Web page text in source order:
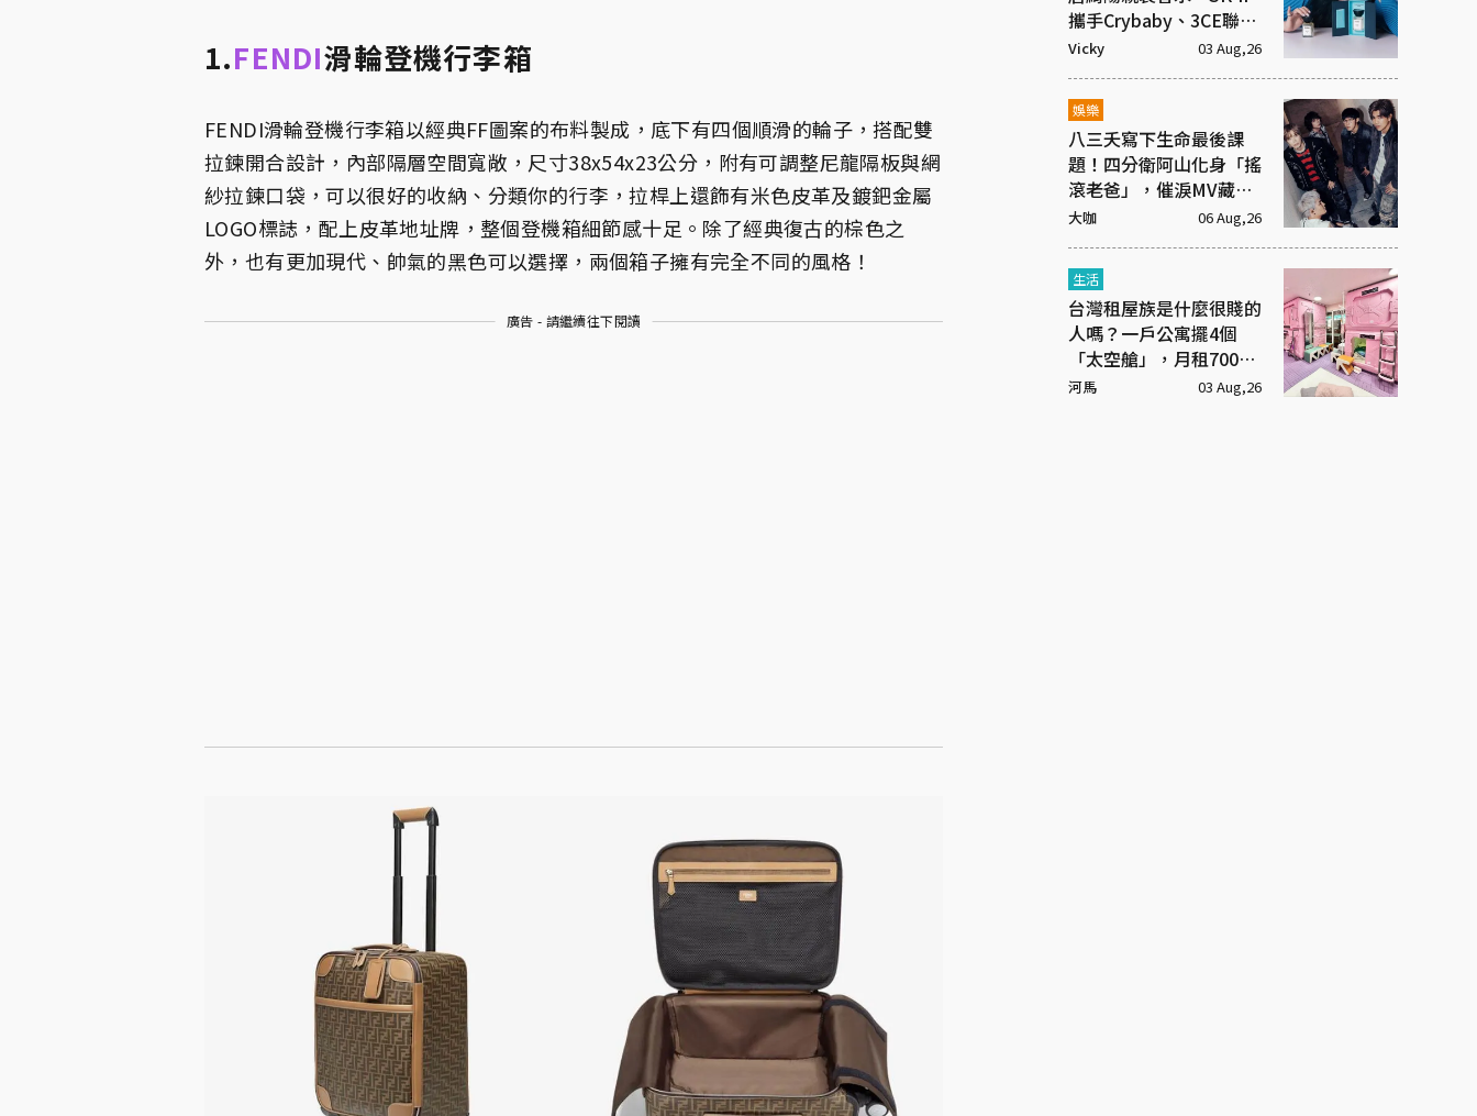
1.FENDI滑輪登機行李箱
FENDI滑輪登機行李箱以經典FF圖案的布料製成，底下有四個順滑的輪子，搭配雙
拉鍊開合設計，內部隔層空間寬敞，尺寸38x54x23公分，附有可調整尼龍隔板與網
紗拉鍊口袋，可以很好的收納、分類你的行李，拉桿上還飾有米色皮革及鍍鈀金屬
LOGO標誌，配上皮革地址牌，整個登機箱細節感十足。除了經典復古的棕色之
外，也有更加現代、帥氣的黑色可以選擇，兩個箱子擁有完全不同的風格！
廣告 - 請繼續往下閱讀
攜手Crybaby、3CE聯名
超潮飾品
Vicky 03 Aug,26
娛樂
八三夭寫下生命最後課
題！四分衛阿山化身「搖
滾老爸」，催淚MV藏大
洋蔥
大咖 06 Aug,26
生活
台灣租屋族是什麼很賤的
人嗎？一戶公寓擺4個
「太空艙」，月租7000
元
河馬 03 Aug,26